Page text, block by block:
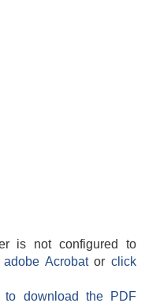
is not configured to
adobe Acrobatorclick
to download the PDF